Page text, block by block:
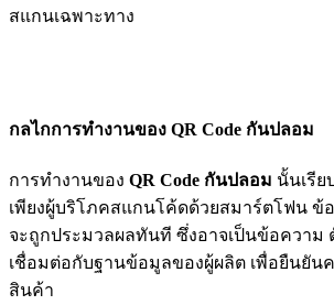
สแกนเฉพาะทาง
กลไกการทำงานของ QR Code กันปลอม
การทำงานของ QR Code กันปลอม นั้นเรีย
เพียงผู้บริโภคสแกนโค้ดด้วยสมาร์ตโฟน ข้
จะถูกประมวลผลทันที ซึ่งอาจเป็นข้อความ
เชื่อมต่อกับฐานข้อมูลของผู้ผลิต เพื่อยืนยัน
สินค้า